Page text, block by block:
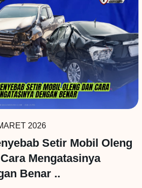
2026
Setir Mobil Oleng
Mengatasinya
Benar ..